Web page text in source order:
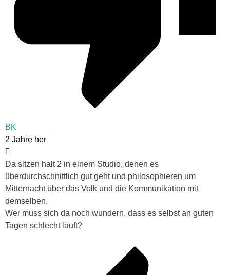
BK
2 Jahre her
Da sitzen halt 2 in einem Studio, denen es
überdurchschnittlich gut geht und philosophieren um
Mitternacht über das Volk und die Kommunikation mit
demselben.
Wer muss sich da noch wundern, dass es selbst an guten
Tagen schlecht läuft?